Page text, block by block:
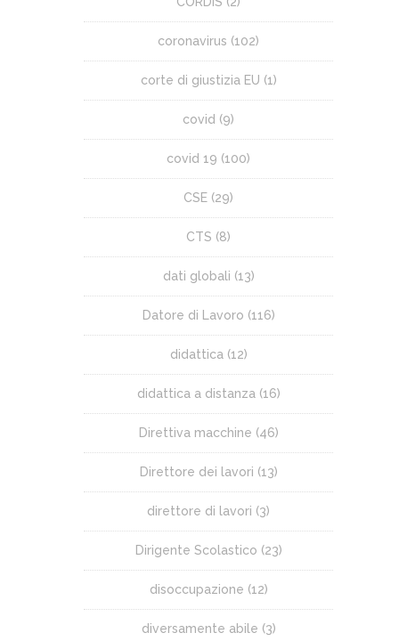
coronavirus (102)
corte di giustizia EU (1)
covid (9)
covid 19 (100)
CSE (29)
CTS (8)
dati globali (13)
Datore di Lavoro (116)
didattica (12)
didattica a distanza (16)
Direttiva macchine (46)
Direttore dei lavori (13)
direttore di lavori (3)
Dirigente Scolastico (23)
disoccupazione (12)
diversamente abile (3)